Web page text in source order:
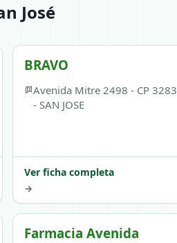
José
BRAVO
Avenida Mitre 2498 - CP 3283
- SAN JOSE
Ver ficha completa
→
Farmacia Avenida